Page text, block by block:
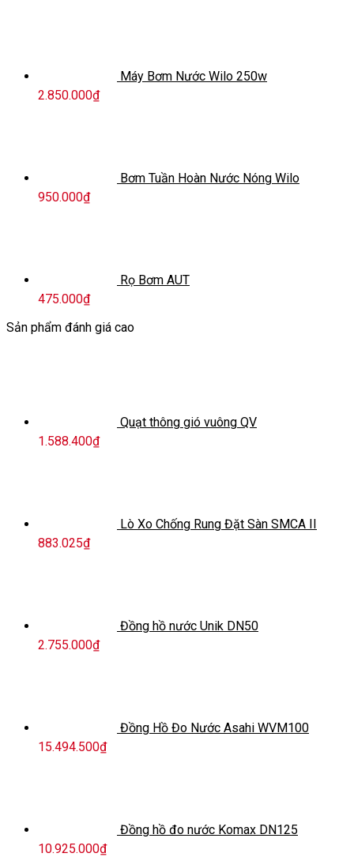
Máy Bơm Nước Wilo 250w
2.850.000₫
Bơm Tuần Hoàn Nước Nóng Wilo
950.000₫
Rọ Bơm AUT
475.000₫
Sản phẩm đánh giá cao
Quạt thông gió vuông QV
1.588.400₫
Lò Xo Chống Rung Đặt Sàn SMCA II
883.025₫
Đồng hồ nước Unik DN50
2.755.000₫
Đồng Hồ Đo Nước Asahi WVM100
15.494.500₫
Đồng hồ đo nước Komax DN125
10.925.000₫